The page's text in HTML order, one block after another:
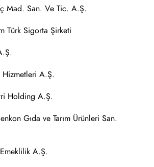
Mad. San. Ve Tic. A.Ş.
Türk Sigorta Şirketi
A.Ş.
Holding A.Ş.
Gıda ve Tarım Ürünleri San.
A.Ş.